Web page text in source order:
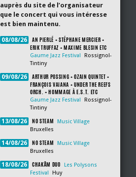
auprès du site de l’organisateur
que le concert qui vous intéresse
est bien maintenu.
08/08/26
AN PIERLÉ + STÉPHANE MERCIER +
ERIK TRUFFAZ + MAXIME BLESIN ETC
Gaume Jazz Festival
Rossignol-
Tintiny
09/08/26
ARTHUR POSSING + OZAIN QUINTET +
FRANÇOIS VAIANA + UNDER THE REEFS
ORCH. + HOMMAGE À E.S.T. ETC
Gaume Jazz Festival
Rossignol-
Tintiny
13/08/26 NO STEAM
Music Village
Bruxelles
14/08/26 NO STEAM
Music Village
Bruxelles
18/08/26 CHAKÂM DUO
Les Polysons
Festival
Huy